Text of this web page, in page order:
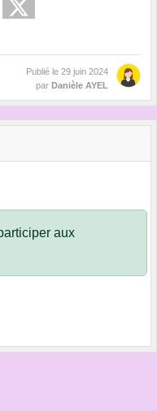
Publié le 29 juin 2024
par Danièle AYEL
aux